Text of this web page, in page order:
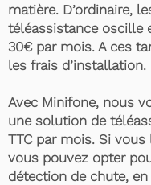
matière. D’ordinaire,
téléassistance oscille
30€ par mois. A ces
les frais d’installation.
Avec Minifone, nous
une solution de
TTC par mois. Si vous
vous pouvez opter
détection de chute,